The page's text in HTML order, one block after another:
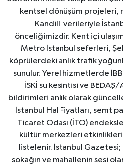
kentsel dönüşüm projeleri,
Kandilli verileriyle
önceliğimizdir. Kent içi
Metro İstanbul seferleri,
köprülerdeki anlık trafik
sunulur. Yerel hizmetlerde
İSKİ su kesintisi ve
bildirimleri anlık olarak
İstanbul Hal Fiyatları, semt
Ticaret Odası (İTO)
kültür merkezleri
listelenir. İstanbul
sokağın ve mahallenin sesi